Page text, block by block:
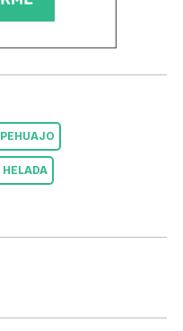
PEHUAJO
HELADA